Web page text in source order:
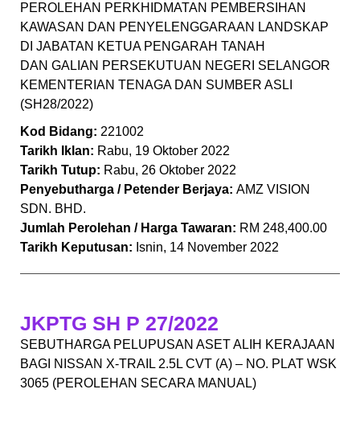
PEROLEHAN PERKHIDMATAN PEMBERSIHAN
KAWASAN DAN PENYELENGGARAAN LANDSKAP
DI JABATAN KETUA PENGARAH TANAH
DAN GALIAN PERSEKUTUAN NEGERI SELANGOR
KEMENTERIAN TENAGA DAN SUMBER ASLI
(SH28/2022)
Kod Bidang: 221002
Tarikh Iklan: Rabu, 19 Oktober 2022
Tarikh Tutup: Rabu, 26 Oktober 2022
Penyebutharga / Petender Berjaya: AMZ VISION
SDN. BHD.
Jumlah Perolehan / Harga Tawaran: RM 248,400.00
Tarikh Keputusan: Isnin, 14 November 2022
JKPTG SH P 27/2022
SEBUTHARGA PELUPUSAN ASET ALIH KERAJAAN
BAGI NISSAN X-TRAIL 2.5L CVT (A) – NO. PLAT WSK
3065 (PEROLEHAN SECARA MANUAL)